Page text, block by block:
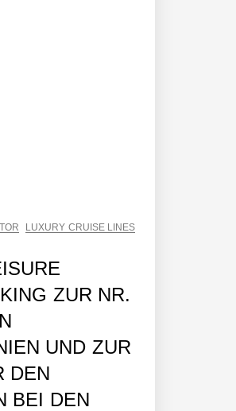
LUXURY CRUISE LINES
ZUR NR.
UND ZUR
DEN
BEI DEN